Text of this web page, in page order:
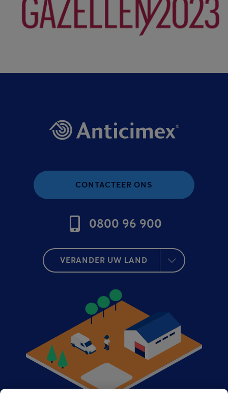
CONTACTEER ONS
0800 96 900
VERANDER UW LAND